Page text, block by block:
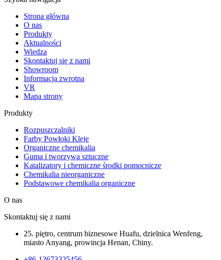
Strona główna
O nas
Produkty
Aktualności
Wiedza
Skontaktuj się z nami
Showroom
Informacja zwrotna
VR
Mapa strony
Produkty
Rozpuszczalniki
Farby Powłoki Kleje
Organiczne chemikalia
Guma i tworzywa sztuczne
Katalizatory i chemiczne środki pomocnicze
Chemikalia nieorganiczne
Podstawowe chemikalia organiczne
O nas
Skontaktuj się z nami
25. piętro, centrum biznesowe Huafu, dzielnica Wenfeng,
miasto Anyang, prowincja Henan, Chiny.